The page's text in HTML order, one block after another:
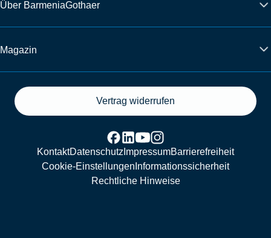
Über BarmeniaGothaer
Magazin
Vertrag widerrufen
KontaktDatenschutz ImpressumBarrierefreiheit
Cookie-Einstellungen Informationssicherheit
Rechtliche Hinweise